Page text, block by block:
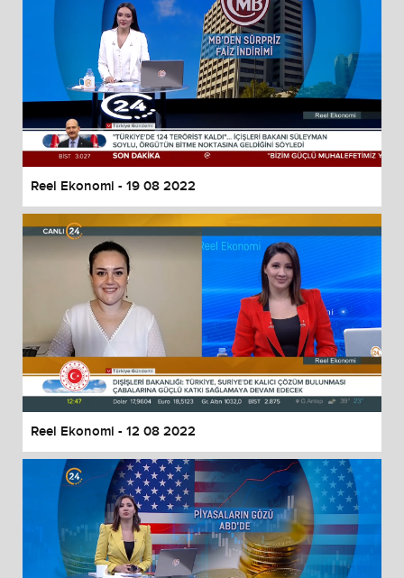
Reel Ekonomi - 19 08 2022
Reel Ekonomi - 12 08 2022